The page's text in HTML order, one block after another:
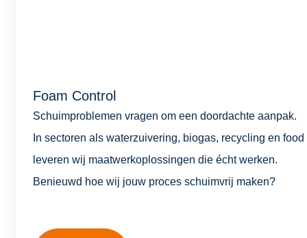
Foam Control
Schuimproblemen vragen om een doordachte aanpak.
In sectoren als waterzuivering, biogas, recycling en food
leveren wij maatwerkoplossingen die écht werken.
Benieuwd hoe wij jouw proces schuimvrij maken?